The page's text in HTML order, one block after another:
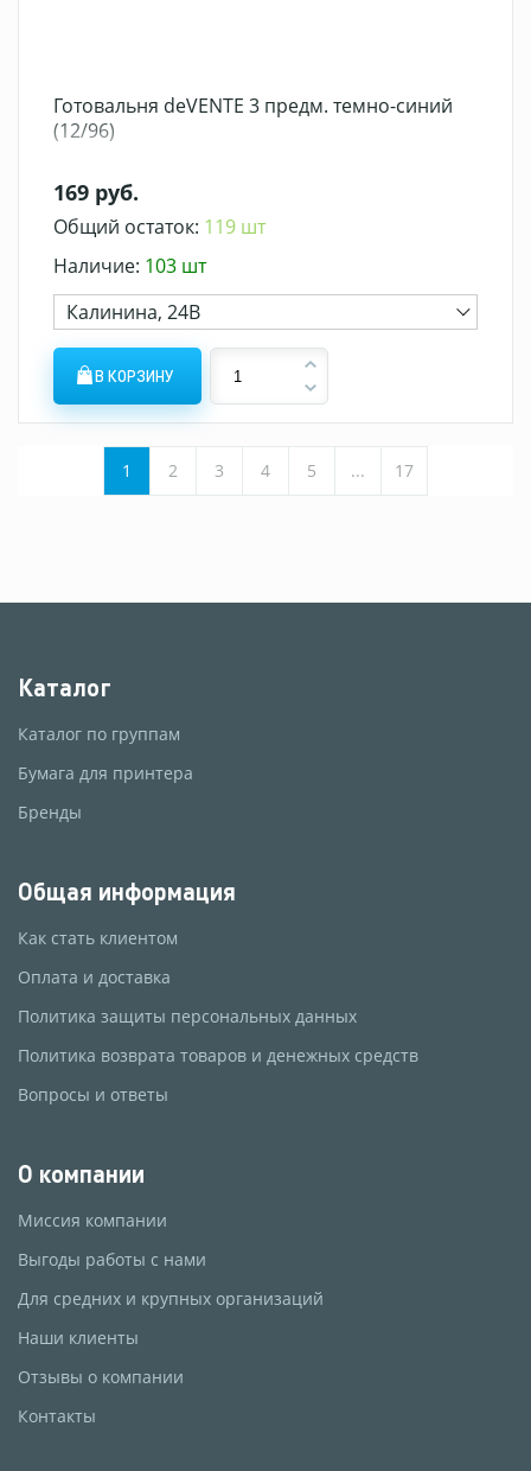
Готовальня deVENTE 3 предм. темно-синий
(12/96)
169 руб.
Общий остаток: 119 шт
Наличие: 103 шт
Калинина, 24В
В КОРЗИНУ
1 2 3 4 5 ... 17
Каталог
Каталог по группам
Бумага для принтера
Бренды
Общая информация
Как стать клиентом
Оплата и доставка
Политика защиты персональных данных
Политика возврата товаров и денежных средств
Вопросы и ответы
О компании
Миссия компании
Выгоды работы с нами
Для средних и крупных организаций
Наши клиенты
Отзывы о компании
Контакты